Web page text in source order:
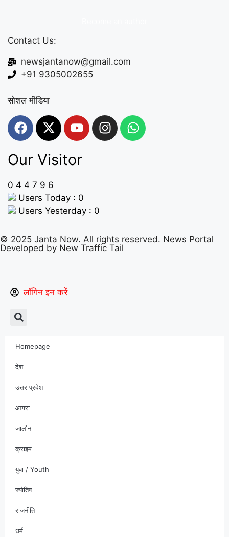
Contact Us:
newsjantanow@gmail.com
+91 9305002655
सोशल मीडिया
Our Visitor
0 4 4 7 9 6
Users Today : 0
Users Yesterday : 0
© 2025 Janta Now. All rights reserved. News Portal
Developed by New Traffic Tail
लॉगिन इन करें
Homepage
देश
उत्तर प्रदेश
आगरा
जालौन
क्राइम
युवा / Youth
ज्योतिष
राजनीति
धर्म